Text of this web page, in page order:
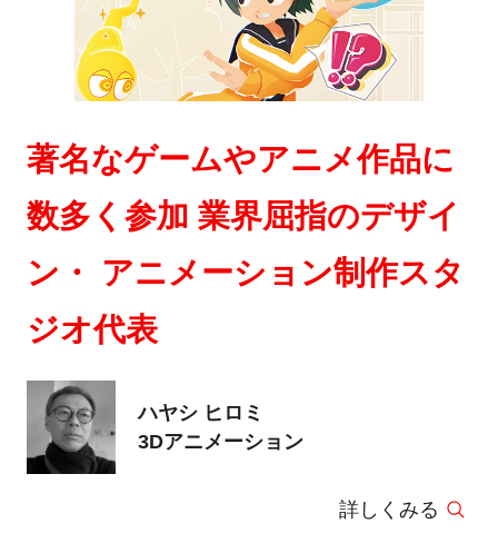
著名なゲームやアニメ作品に
数多く参加 業界屈指のデザイ
ン・ アニメーション制作スタ
ジオ代表
ハヤシ ヒロミ
3Dアニメーション
詳しくみる